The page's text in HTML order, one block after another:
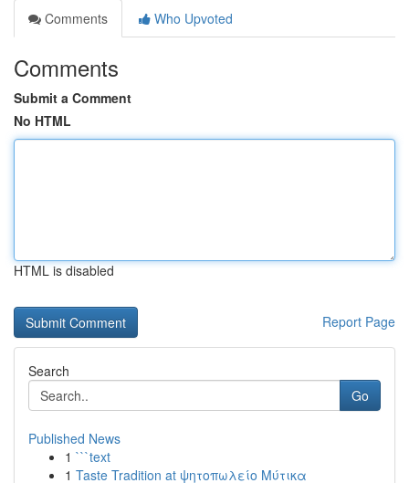
Comments
Who Upvoted
Comments
Submit a Comment
No HTML
HTML is disabled
Report Page
Search
Go
Published News
1 ```text
1 Taste Tradition at ψητοπωλείο Μύτικα